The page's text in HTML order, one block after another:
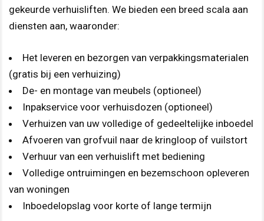
gekeurde verhuisliften. We bieden een breed scala aan
diensten aan, waaronder:
Het leveren en bezorgen van verpakkingsmaterialen
(gratis bij een verhuizing)
De- en montage van meubels (optioneel)
Inpakservice voor verhuisdozen (optioneel)
Verhuizen van uw volledige of gedeeltelijke inboedel
Afvoeren van grofvuil naar de kringloop of vuilstort
Verhuur van een verhuislift met bediening
Volledige ontruimingen en bezemschoon opleveren
van woningen
Inboedelopslag voor korte of lange termijn